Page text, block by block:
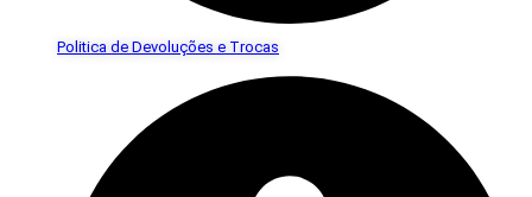
Politica de Devoluções e Trocas